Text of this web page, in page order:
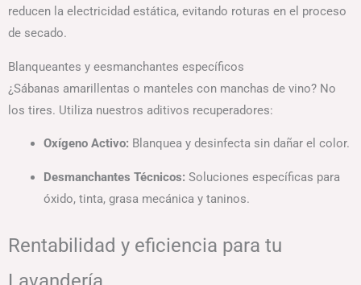
reducen la electricidad estática, evitando roturas en el proceso
de secado.
Blanqueantes y eesmanchantes específicos
¿Sábanas amarillentas o manteles con manchas de vino? No
los tires. Utiliza nuestros aditivos recuperadores:
Oxígeno Activo: Blanquea y desinfecta sin dañar el color.
Desmanchantes Técnicos: Soluciones específicas para
óxido, tinta, grasa mecánica y taninos.
Rentabilidad y eficiencia para tu